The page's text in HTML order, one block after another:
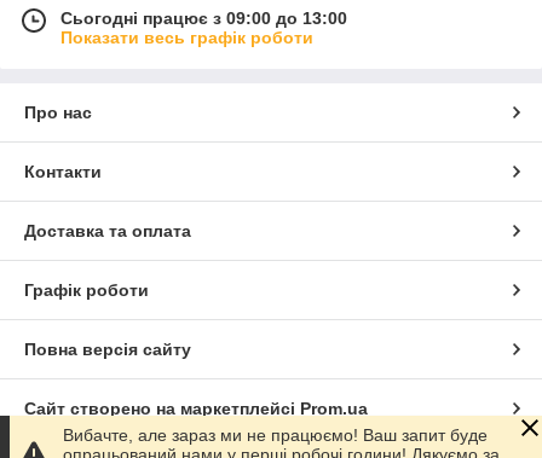
Сьогодні працює з 09:00 до 13:00
Показати весь графік роботи
Про нас
Контакти
Доставка та оплата
Графік роботи
Повна версія сайту
Сайт створено на маркетплейсі Prom.ua
Вибачте, але зараз ми не працюємо! Ваш запит буде